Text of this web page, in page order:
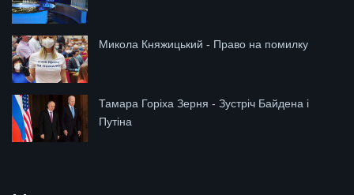
Микола Княжицький - Право на помилку
Тамара Горіха Зерня - Зустріч Байдена і
Путіна